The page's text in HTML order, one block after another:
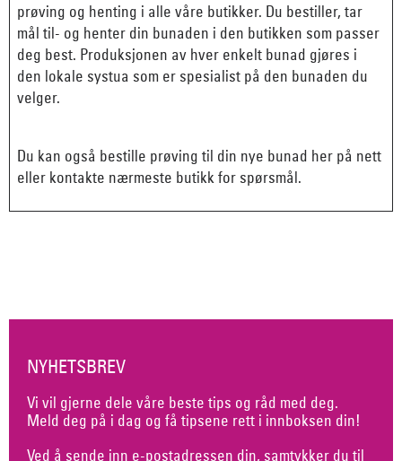
prøving og henting i alle våre butikker. Du bestiller, tar
mål til- og henter din bunaden i den butikken som passer
deg best. Produksjonen av hver enkelt bunad gjøres i
den lokale systua som er spesialist på den bunaden du
velger.
Du kan også bestille prøving til din nye bunad her på nett
eller kontakte nærmeste butikk for spørsmål.
NYHETSBREV
Vi vil gjerne dele våre beste tips og råd med deg.
Meld deg på i dag og få tipsene rett i innboksen din!
Ved å sende inn e-postadressen din, samtykker du til